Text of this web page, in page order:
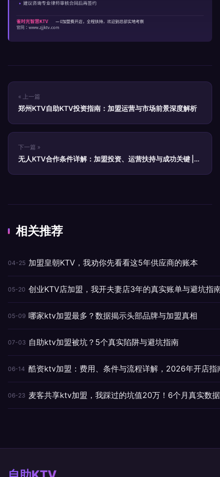
« 上一篇
郑州KTV自助KTV投资指南：加盟运营与市场前景深度解析
下一篇 »
无人KTV合作条件详解：加盟投资、运营扶持与成功关键 |
相关推荐
04-25 加盟皇朝KTV，我劝你先看看这5年供应商的账本
05-20 创业KTV店加盟，我开夫妻店3年的真实账单与避坑指
05-09 哪家ktv加盟最多？数据揭示头部品牌与加盟真相
07-03 自助ktv加盟被坑？5个真实陷阱与避坑指南
06-14 酷资ktv加盟：费用、条件与流程详解，2026年开店指
06-23 麦客共享ktv加盟，我踩过的坑值20万！6个月真实数